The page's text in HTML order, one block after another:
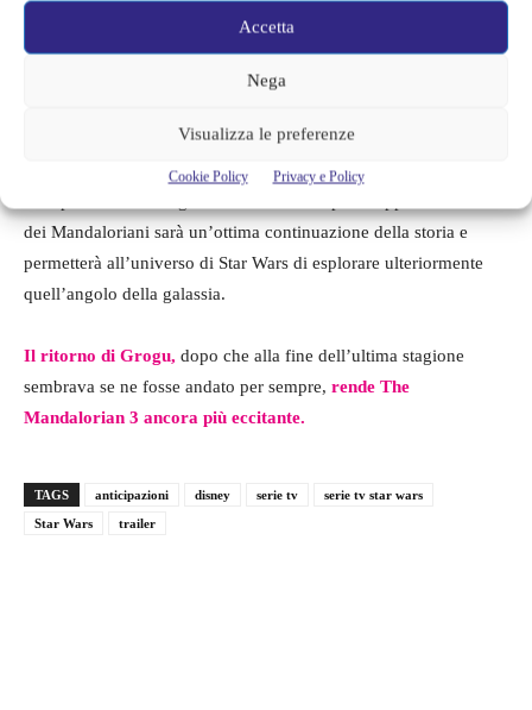
Accetta
Nega
Visualizza le preferenze
Cookie Policy Privacy e Policy
I fan hanno atteso con impazienza per anni la terza stagione
di The Mandalorian, adesso vedere Mandalore e conoscere tutte
dei Mandaloriani sarà un’ottima continuazione della storia e
permetterà all’universo di Star Wars di esplorare ulteriormente
quell’angolo della galassia.
Il ritorno di Grogu, dopo che alla fine dell’ultima stagione
sembrava se ne fosse andato per sempre, rende The
Mandalorian 3 ancora più eccitante.
TAGS anticipazioni disney serie tv
serie tv star wars
Star Wars
trailer